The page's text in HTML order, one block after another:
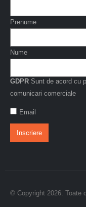
Prenume
Nume
GDPR Sunt de acord cu
comunicari comerciale
Email
© Copyright 2026. Toate